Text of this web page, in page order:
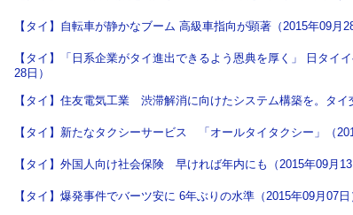
【タイ】自転車が静かなブーム 高級車指向が顕著（2015年09月28
【タイ】「日系企業がタイ進出できるよう恩典を厚く」 日タイ
28日）
【タイ】住友電気工業 渋滞解消に向けたシステム構築を。タイ
【タイ】新たなタクシーサービス 「オールタイタクシー」（
【タイ】外国人向け社会保険 早ければ年内にも（2015年09月13
【タイ】爆発事件でバーツ安に 6年ぶりの水準（2015年09月07日